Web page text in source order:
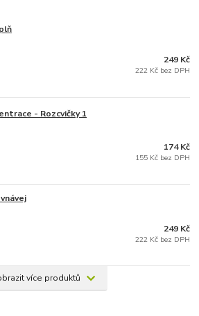
249 Kč
222 Kč bez DPH
- Rozcvičky 1
174 Kč
155 Kč bez DPH
249 Kč
222 Kč bez DPH
více produktů